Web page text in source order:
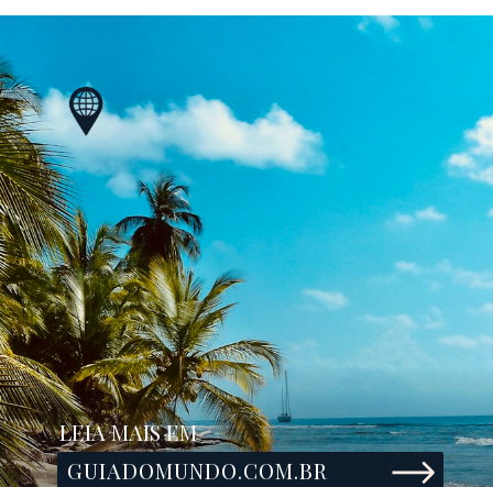
LEIA MAIS EM
GUIADOMUNDO.COM.BR